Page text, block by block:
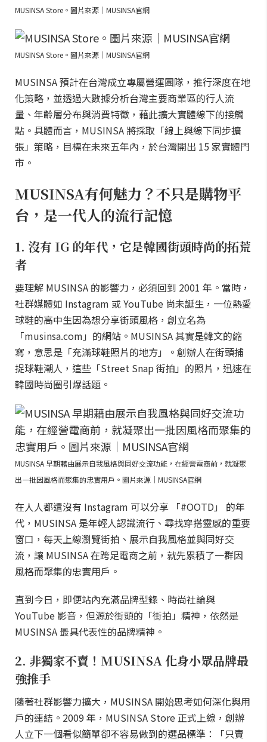
MUSINSA Store。圖片來源｜MUSINSA官網
MUSINSA Store。圖片來源｜MUSINSA官網
MUSINSA 預計在台灣成立專屬營運團隊，推行深度在地
化策略，並透過大數據分析台灣主要商業區的行人流
量、年齡層分布與消費特徵，藉此擴大實體線下的接觸
點。具體而言，MUSINSA 將採取「線上與線下同步擴
張」策略，目標在未來五年內，於台灣開出 15 家實體門
市。
MUSINSA有何魅力？不只是購物平
台，是一代人的流行記憶
1. 沒有 IG 的年代，它是韓國街頭時尚的拓荒
者
要理解 MUSINSA 的影響力，必須回到 2001 年。當時，
社群媒體如 Instagram 或 YouTube 尚未誕生，一位熱愛
球鞋的高中生因為想分享街頭風格，創立名為
「musinsa.com」的網站。MUSINSA 其實是韓文的縮
寫，意思是「充滿球鞋照片的地方」。創辦人在街頭捕
捉球鞋潮人，這些「Street Snap 街拍」的照片，迅速在
韓國時尚圈引爆話題。
MUSINSA 早期藉由展示自我風格與同好交流功能，在經營電商前，就凝聚
出一批因風格而聚集的忠實用戶。圖片來源｜MUSINSA官網
在人人都還沒有 Instagram 可以分享 「#OOTD」 的年
代，MUSINSA 是年輕人認識流行、尋找穿搭靈感的重要
窗口，每天上線瀏覽街拍、展示自我風格並與同好交
流，讓 MUSINSA 在跨足電商之前，就先累積了一群因
風格而聚集的忠實用戶。
直到今日，即便站內充滿品牌型錄、時尚社論與
YouTube 影音，但源於街頭的「街拍」精神，依然是
MUSINSA 最具代表性的品牌精神。
2. 非獨家不賣！MUSINSA 化身小眾品牌最
強推手
隨著社群影響力擴大，MUSINSA 開始思考如何深化與用
戶的連結。2009 年，MUSINSA Store 正式上線，創辦
人立下一個看似簡單卻不容易做到的選品標準：「只賣